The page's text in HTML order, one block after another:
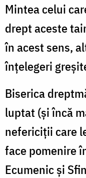
Mintea celui
drept aceste
în acest sens,
înţelegeri
Biserica
luptat (şi încă
nefericiţii care
face pomenire
Ecumenic şi